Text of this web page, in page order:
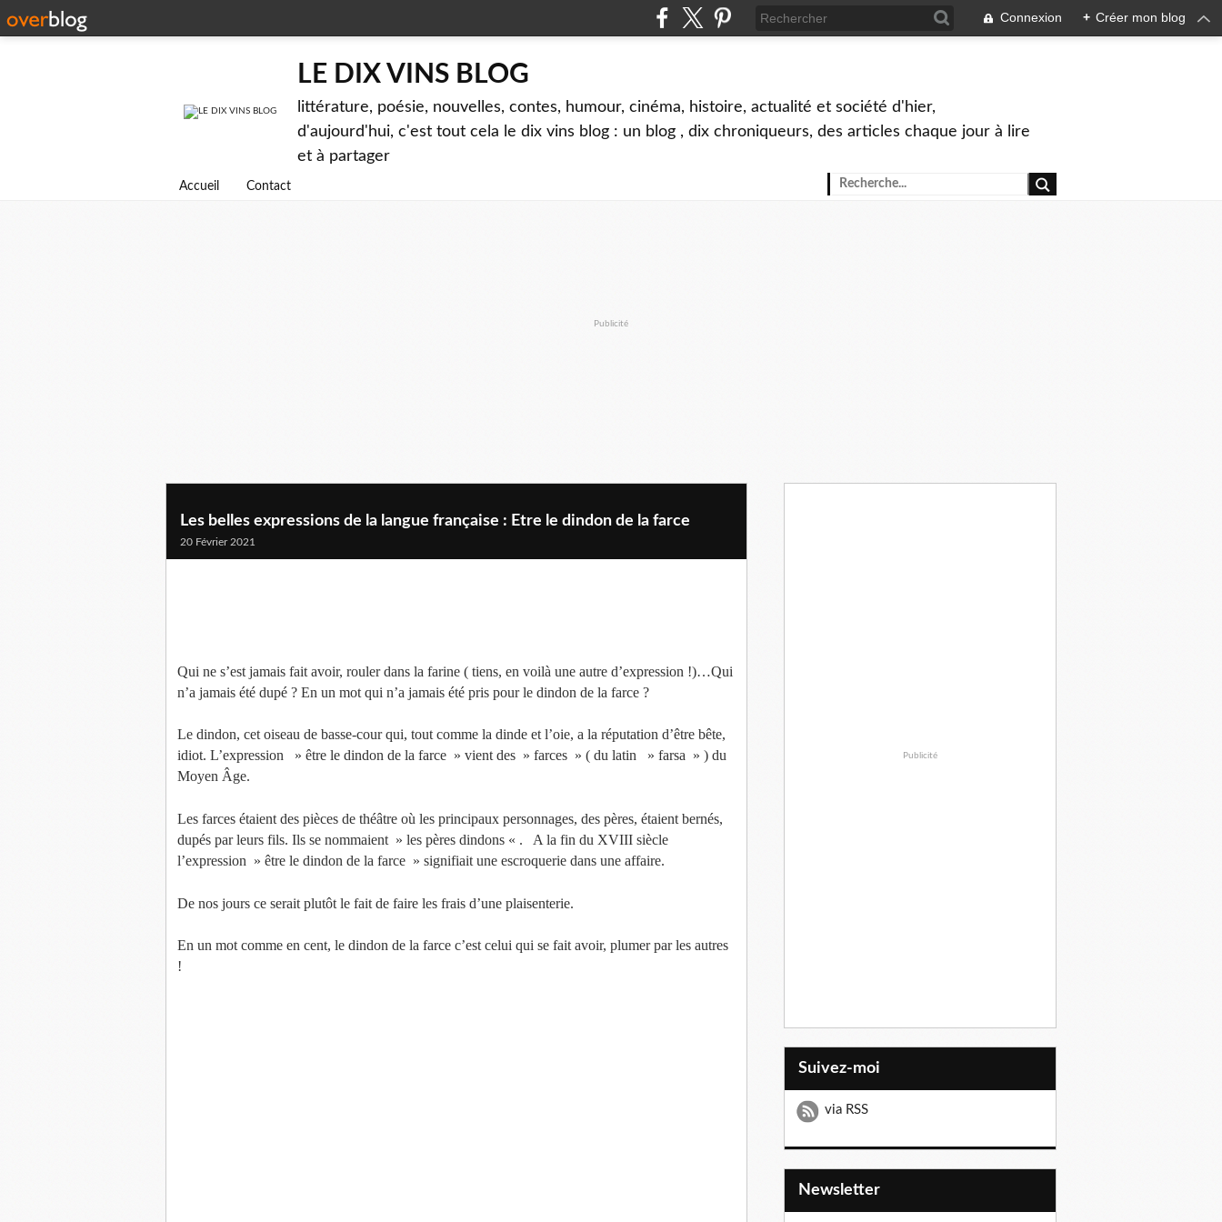
Connexion + Créer mon blog
LE DIX VINS BLOG
littérature, poésie, nouvelles, contes, humour, cinéma, histoire, actualité et société d'hier,
d'aujourd'hui, c'est tout cela le dix vins blog : un blog , dix chroniqueurs, des articles chaque jour à lire
et à partager
Accueil Contact
Publicité
Les belles expressions de la langue française : Etre le dindon de la farce
20 Février 2021
l
i
p
a
r
i
v
n
Qui ne s’est jamais fait avoir, rouler dans la farine ( tiens, en voilà une autre d’expression !)…Qui
n’a jamais été dupé ? En un mot qui n’a jamais été pris pour le dindon de la farce ?
Le dindon, cet oiseau de basse-cour qui, tout comme la dinde et l’oie, a la réputation d’être bête,
idiot. L’expression » être le dindon de la farce » vient des » farces » ( du latin » farsa » ) du
Moyen Âge.
Les farces étaient des pièces de théâtre où les principaux personnages, des pères, étaient bernés,
dupés par leurs fils. Ils se nommaient » les pères dindons « . A la fin du XVIII siècle
l’expression » être le dindon de la farce » signifiait une escroquerie dans une affaire.
De nos jours ce serait plutôt le fait de faire les frais d’une plaisenterie.
En un mot comme en cent, le dindon de la farce c’est celui qui se fait avoir, plumer par les autres
!
Publicité
Suivez-moi
via RSS
Newsletter